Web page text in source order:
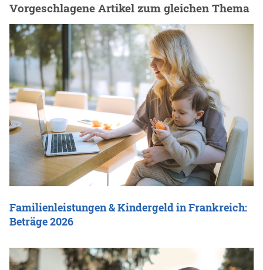
Vorgeschlagene Artikel zum gleichen Thema
Familienleistungen & Kindergeld in Frankreich:
Beträge 2026